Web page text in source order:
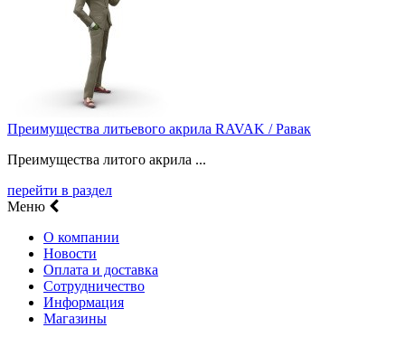
Преимущества литьевого акрила RAVAK / Равак
Преимущества литого акрила ...
перейти в раздел
Меню
О компании
Новости
Оплата и доставка
Сотрудничество
Информация
Магазины